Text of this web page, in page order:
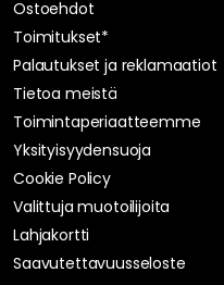
Ostoehdot
Toimitukset*
Palautukset ja reklamaatiot
Tietoa meistä
Toimintaperiaatteemme
Yksityisyydensuoja
Cookie Policy
Valittuja muotoilijoita
Lahjakortti
Saavutettavuusseloste